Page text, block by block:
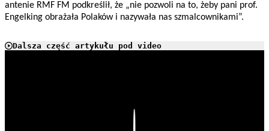
antenie RMF FM podkreślił, że „nie pozwoli na to, żeby pani prof.
Engelking obrażała Polaków i nazywała nas szmalcownikami”.
Dalsza część artykułu pod video